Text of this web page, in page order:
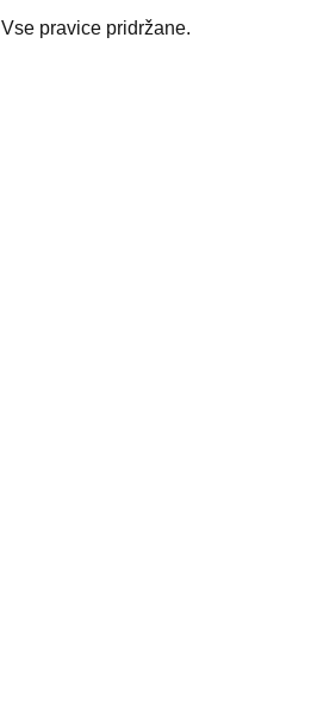
Vse pravice pridržane.